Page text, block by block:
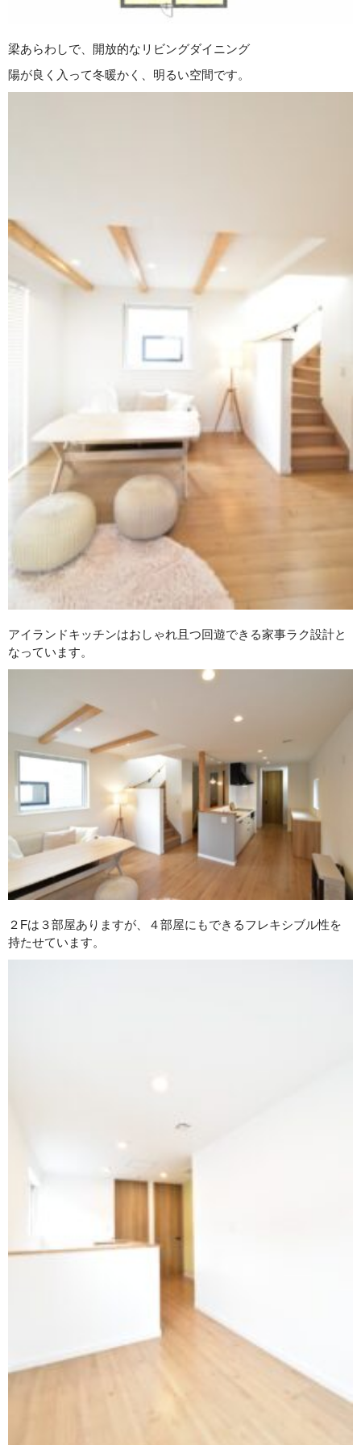
梁あらわしで、開放的なリビングダイニング
陽が良く入って冬暖かく、明るい空間です。
アイランドキッチンはおしゃれ且つ回遊できる家事ラク設計と
なっています。
２Fは３部屋ありますが、４部屋にもできるフレキシブル性を
持たせています。